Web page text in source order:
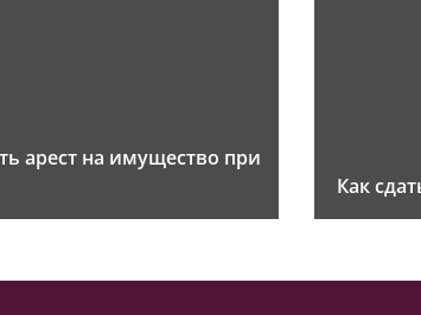
арест на имущество при
Как